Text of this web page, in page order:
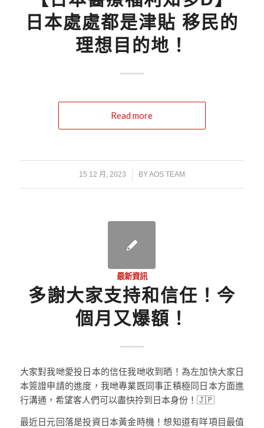
日本處處都是津貼 移民的
理想目的地！
Read more
15 12 月, 2023
/ BYAOS TEAM
最新資訊
多謝大家支持和信任！今
個月又爆額！
大家對我哋愛投日本的信任我哋收到晒！為左加快大家日
本簽證申請的進度，我哋專業既同事正積極同日本方面進
行溝通，希望客人們可以盡快拎到日本身份！🇯🇵
最近日元回落是投資日本黃金時機！想知道有咩項目最值